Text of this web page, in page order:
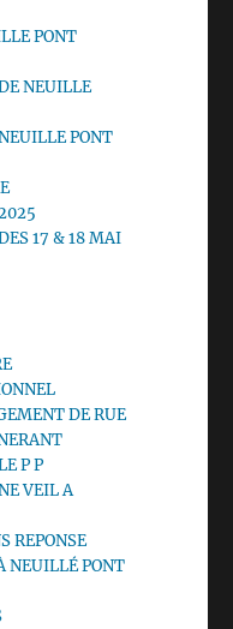
PONT
NEUILLE
PONT
17 & 18 MAI
DE RUE
P P
VEIL A
REPONSE
NEUILLÉ PONT